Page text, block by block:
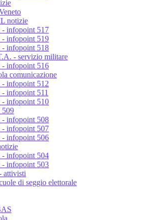
notizie
infopoint 517
infopoint 519
infopoint 518
- servizio militare
infopoint 516
comunicazione
infopoint 512
infopoint 511
infopoint 510
infopoint 508
infopoint 507
infopoint 506
infopoint 504
infopoint 503
attivisti
di seggio elettorale